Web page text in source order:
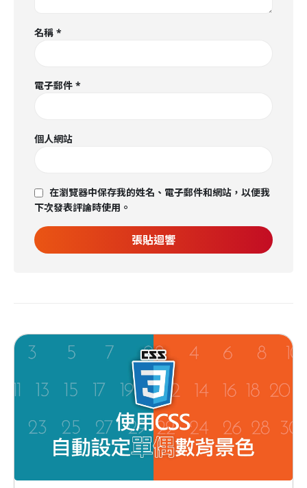
名稱 *
電子郵件 *
個人網站
在瀏覽器中保存我的姓名、電子郵件和網站，以便我
下次發表評論時使用。